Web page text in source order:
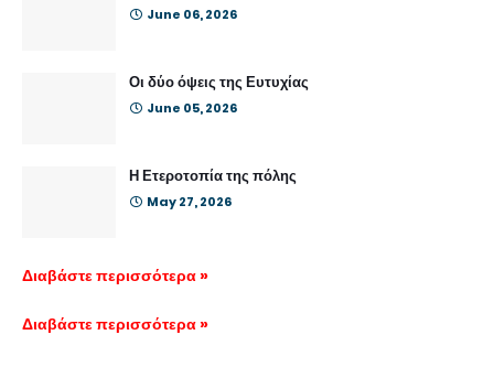
June 06, 2026
Οι δύο όψεις της Ευτυχίας
June 05, 2026
Η Ετεροτοπία της πόλης
May 27, 2026
Διαβάστε περισσότερα »
Διαβάστε περισσότερα »